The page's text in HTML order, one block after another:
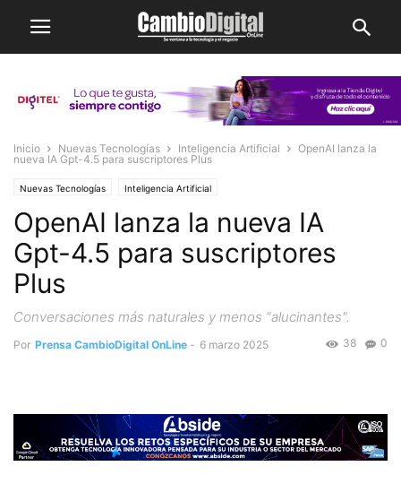
Inicio Nuevas Tecnologías Inteligencia Artificial
OpenAI lanza la
nueva IA Gpt-4.5 para suscriptores Plus
Nuevas Tecnologías Inteligencia Artificial
OpenAI lanza la nueva IA
Gpt-4.5 para suscriptores
Plus
Conversaciones más naturales y menos "alucinantes".
Por Prensa CambioDigital OnLine - 6 marzo 2025 0
38